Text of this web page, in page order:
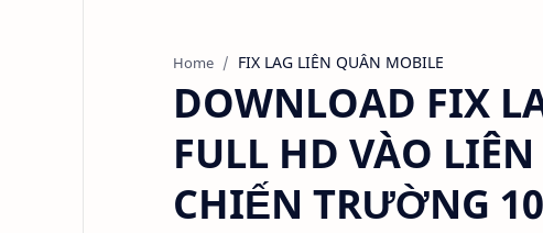
Home FIX LAG LIÊN QUÂN MOBILE
DOWNLOAD FIX
FULL HD VÀO
CHIẾN TRƯỜNG